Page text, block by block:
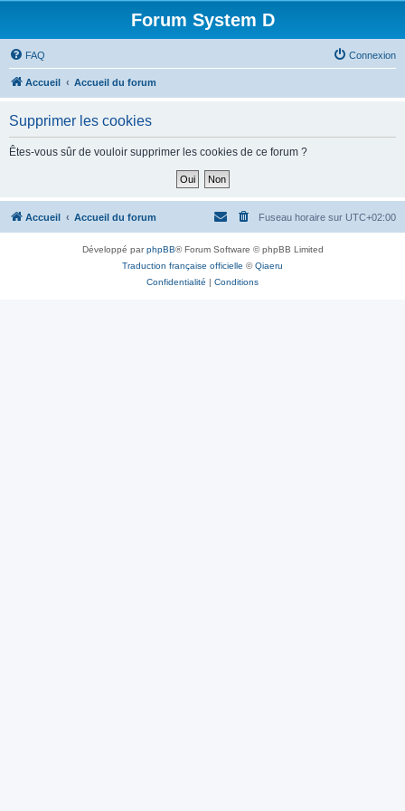
Forum System D
FAQ Connexion
Accueil Accueil du forum
Supprimer les cookies
Êtes-vous sûr de vouloir supprimer les cookies de ce forum ?
Accueil Accueil du forum Fuseau horaire sur UTC+02:00
Développé parphpBB® Forum Software © phpBB Limited
Traduction française officielle ©Qiaeru
Confidentialité | Conditions